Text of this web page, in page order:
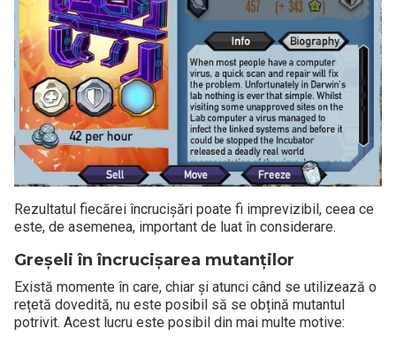
Rezultatul fiecărei încrucișări poate fi imprevizibil, ceea ce
este, de asemenea, important de luat în considerare.
Greșeli în încrucișarea mutanților
Există momente în care, chiar și atunci când se utilizează o
rețetă dovedită, nu este posibil să se obțină mutantul
potrivit. Acest lucru este posibil din mai multe motive: